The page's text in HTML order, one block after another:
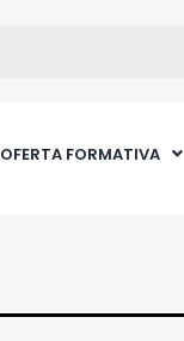
OFERTA FORMATIVA